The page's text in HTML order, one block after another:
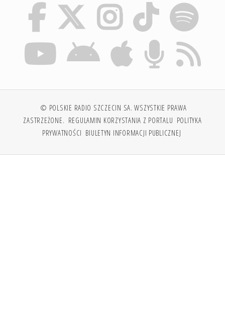
© POLSKIE RADIO SZCZECIN SA. WSZYSTKIE PRAWA
ZASTRZEŻONE. REGULAMIN KORZYSTANIA Z PORTALU POLITYKA
PRYWATNOŚCI BIULETYN INFORMACJI PUBLICZNEJ